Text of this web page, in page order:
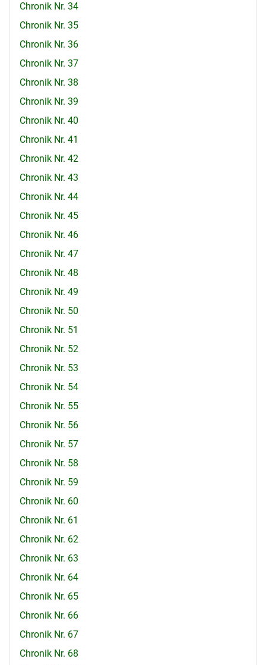
Chronik Nr. 34
Chronik Nr. 35
Chronik Nr. 36
Chronik Nr. 37
Chronik Nr. 38
Chronik Nr. 39
Chronik Nr. 40
Chronik Nr. 41
Chronik Nr. 42
Chronik Nr. 43
Chronik Nr. 44
Chronik Nr. 45
Chronik Nr. 46
Chronik Nr. 47
Chronik Nr. 48
Chronik Nr. 49
Chronik Nr. 50
Chronik Nr. 51
Chronik Nr. 52
Chronik Nr. 53
Chronik Nr. 54
Chronik Nr. 55
Chronik Nr. 56
Chronik Nr. 57
Chronik Nr. 58
Chronik Nr. 59
Chronik Nr. 60
Chronik Nr. 61
Chronik Nr. 62
Chronik Nr. 63
Chronik Nr. 64
Chronik Nr. 65
Chronik Nr. 66
Chronik Nr. 67
Chronik Nr. 68